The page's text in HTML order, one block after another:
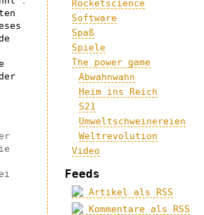
Rocketscience
Software
Spaß
Spiele
The power game
Abwahnwahn
Heim ins Reich
S21
Umweltschweinereien
Weltrevolution
Video
Feeds
Artikel als RSS
Kommentare als RSS